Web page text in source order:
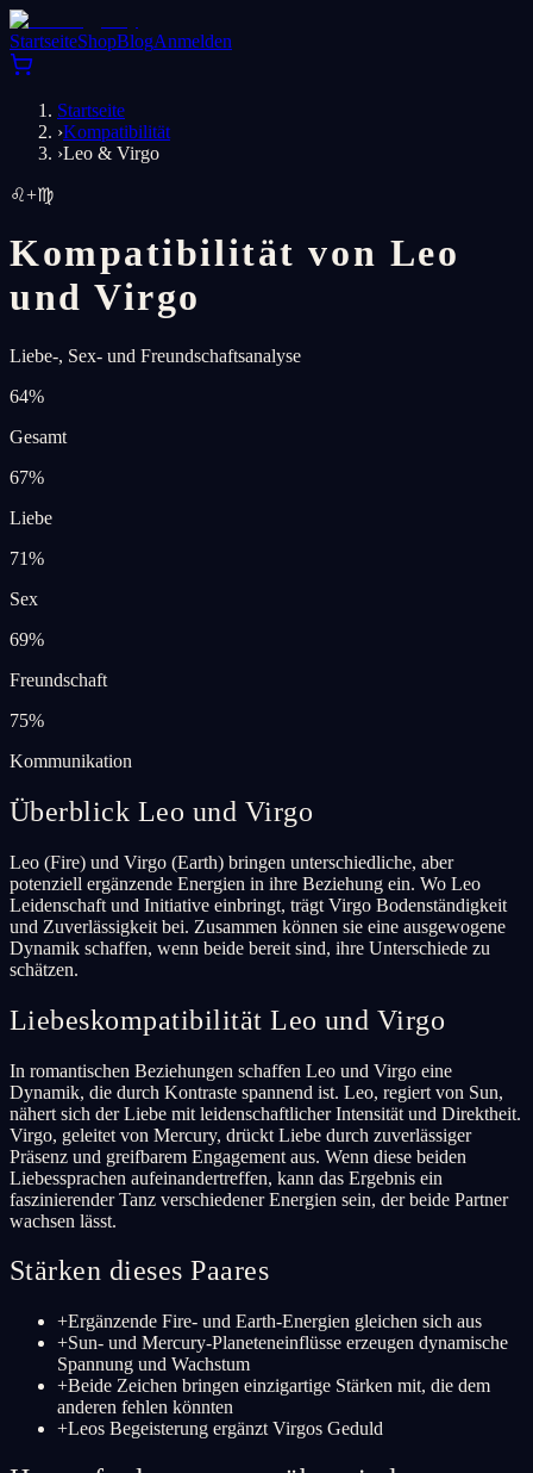
StartseiteShopBlogAnmelden
Startseite
›Kompatibilität
›Leo & Virgo
♌+♍
Kompatibilität von Leo
und Virgo
Liebe-, Sex- und Freundschaftsanalyse
64%
Gesamt
67%
Liebe
71%
Sex
69%
Freundschaft
75%
Kommunikation
Überblick Leo und Virgo
Leo (Fire) und Virgo (Earth) bringen unterschiedliche, aber
potenziell ergänzende Energien in ihre Beziehung ein. Wo Leo
Leidenschaft und Initiative einbringt, trägt Virgo Bodenständigkeit
und Zuverlässigkeit bei. Zusammen können sie eine ausgewogene
Dynamik schaffen, wenn beide bereit sind, ihre Unterschiede zu
schätzen.
Liebeskompatibilität Leo und Virgo
In romantischen Beziehungen schaffen Leo und Virgo eine
Dynamik, die durch Kontraste spannend ist. Leo, regiert von Sun,
nähert sich der Liebe mit leidenschaftlicher Intensität und Direktheit.
Virgo, geleitet von Mercury, drückt Liebe durch zuverlässiger
Präsenz und greifbarem Engagement aus. Wenn diese beiden
Liebessprachen aufeinandertreffen, kann das Ergebnis ein
faszinierender Tanz verschiedener Energien sein, der beide Partner
wachsen lässt.
Stärken dieses Paares
+Ergänzende Fire- und Earth-Energien gleichen sich aus
+Sun- und Mercury-Planeteneinflüsse erzeugen dynamische
Spannung und Wachstum
+Beide Zeichen bringen einzigartige Stärken mit, die dem
anderen fehlen könnten
+Leos Begeisterung ergänzt Virgos Geduld